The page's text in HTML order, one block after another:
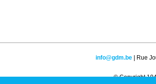
info@gdm.be | Rue
© Copyright